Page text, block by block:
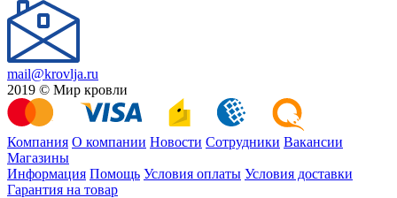
mail@krovlja.ru
2019 © Мир кровли
Компания О компании Новости Сотрудники Вакансии
Магазины
Информация Помощь Условия оплаты Условия доставки
Гарантия на товар